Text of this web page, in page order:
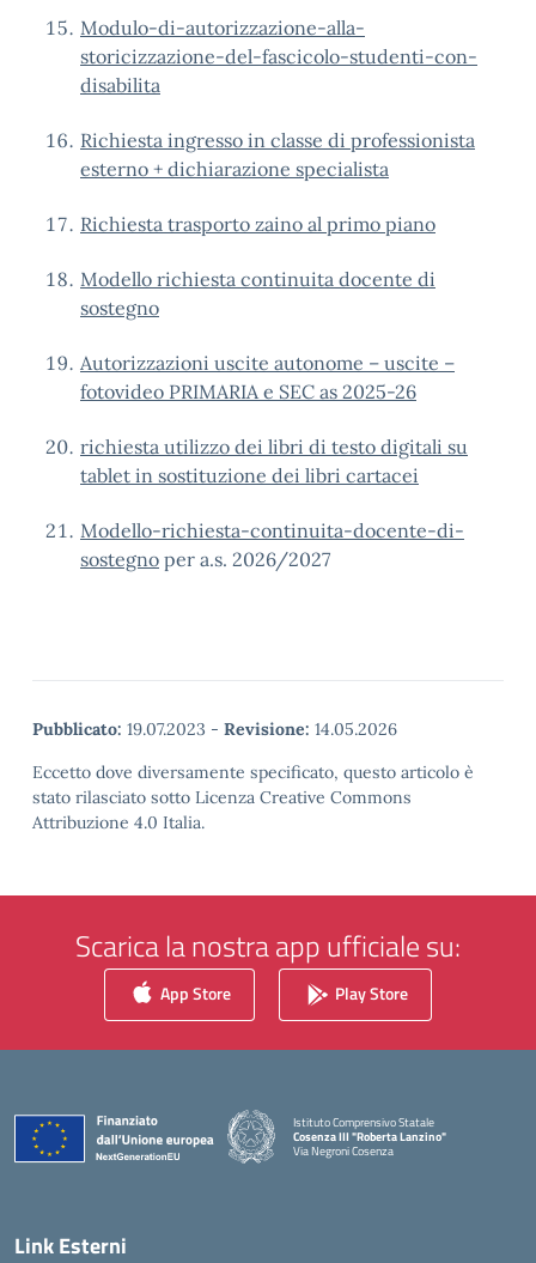
Modulo-di-autorizzazione-alla-
storicizzazione-del-fascicolo-studenti-con-
disabilita
Richiesta ingresso in classe di professionista
esterno + dichiarazione specialista
Richiesta trasporto zaino al primo piano
Modello richiesta continuita docente di
sostegno
Autorizzazioni uscite autonome – uscite –
fotovideo PRIMARIA e SEC as 2025-26
richiesta utilizzo dei libri di testo digitali su
tablet in sostituzione dei libri cartacei
Modello-richiesta-continuita-docente-di-
sostegno per a.s. 2026/2027
Pubblicato: 19.07.2023 - Revisione: 14.05.2026
Eccetto dove diversamente specificato, questo articolo è
stato rilasciato sotto Licenza Creative Commons
Attribuzione 4.0 Italia.
Scarica la nostra app ufficiale su:
App Store Play Store
Istituto Comprensivo Statale
Cosenza III "Roberta Lanzino"
Via Negroni Cosenza
— Visita la pagina iniziale della scuola
Link Esterni